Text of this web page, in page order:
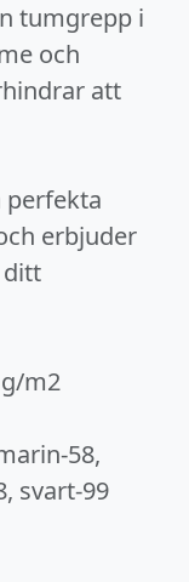
tumgrepp i
och
att
perfekta
erbjuder
ditt
m2
58,
svart-99